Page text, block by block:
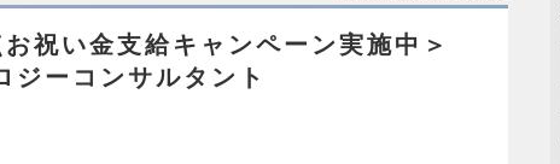
祝い金支給キャンペーン実施中＞
ジーコンサルタント